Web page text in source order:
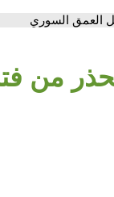
العمق السوري
من